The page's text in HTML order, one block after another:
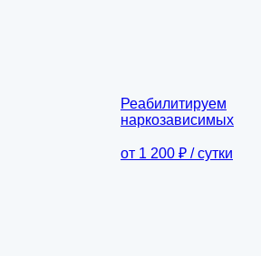
Реабилитируем
наркозависимых
от 1 200 ₽ / сутки